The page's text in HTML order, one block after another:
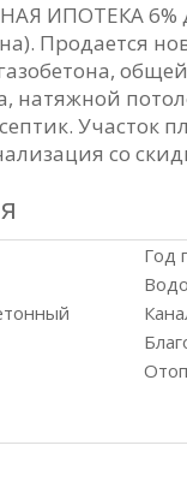
ИПОТЕКА 6%
Продается
натяжной
Участок
со
Год